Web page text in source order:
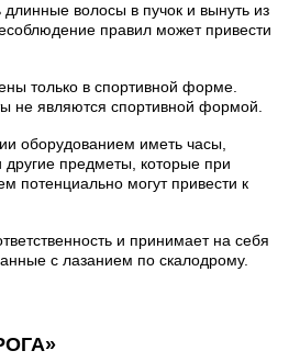
волосы в пучок и вынуть из
правил может привести
только в спортивной форме.
не являются спортивной формой.
оборудованием иметь часы,
другие предметы, которые при
потенциально могут привести к
и принимает на себя
с лазанием по скалодрому.